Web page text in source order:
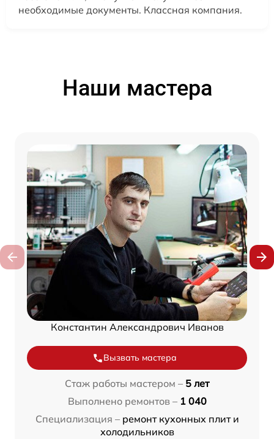
необходимые документы. Классная компания.
Наши мастера
Константин Александрович Иванов
Вызвать мастера
Стаж работы мастером – 5 лет
Выполнено ремонтов – 1 040
Специализация – ремонт кухонных плит и
холодильников